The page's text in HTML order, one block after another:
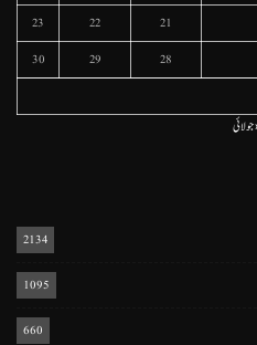
21
22
23
28
29
30
2134
1095
660